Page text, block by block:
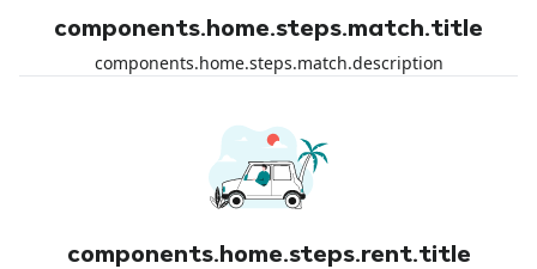
components.home.steps.match.title
components.home.steps.match.description
components.home.steps.rent.title